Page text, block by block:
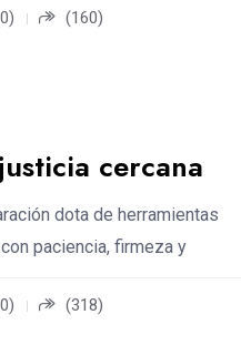
(160)
cercana
dota de herramientas
paciencia, firmeza y
(318)